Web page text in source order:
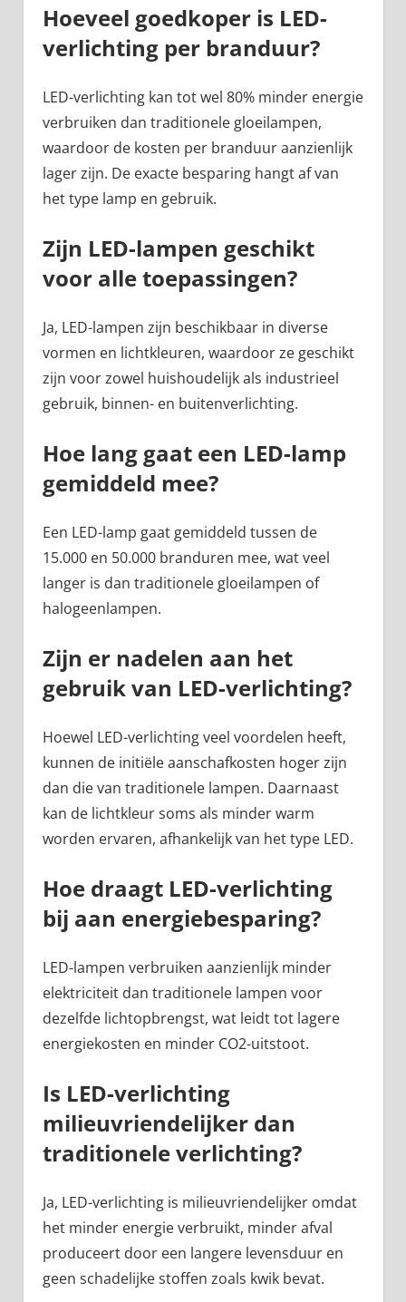
Hoeveel goedkoper is LED-
verlichting per branduur?
LED-verlichting kan tot wel 80% minder energie
verbruiken dan traditionele gloeilampen,
waardoor de kosten per branduur aanzienlijk
lager zijn. De exacte besparing hangt af van
het type lamp en gebruik.
Zijn LED-lampen geschikt
voor alle toepassingen?
Ja, LED-lampen zijn beschikbaar in diverse
vormen en lichtkleuren, waardoor ze geschikt
zijn voor zowel huishoudelijk als industrieel
gebruik, binnen- en buitenverlichting.
Hoe lang gaat een LED-lamp
gemiddeld mee?
Een LED-lamp gaat gemiddeld tussen de
15.000 en 50.000 branduren mee, wat veel
langer is dan traditionele gloeilampen of
halogeenlampen.
Zijn er nadelen aan het
gebruik van LED-verlichting?
Hoewel LED-verlichting veel voordelen heeft,
kunnen de initiële aanschafkosten hoger zijn
dan die van traditionele lampen. Daarnaast
kan de lichtkleur soms als minder warm
worden ervaren, afhankelijk van het type LED.
Hoe draagt LED-verlichting
bij aan energiebesparing?
LED-lampen verbruiken aanzienlijk minder
elektriciteit dan traditionele lampen voor
dezelfde lichtopbrengst, wat leidt tot lagere
energiekosten en minder CO2-uitstoot.
Is LED-verlichting
milieuvriendelijker dan
traditionele verlichting?
Ja, LED-verlichting is milieuvriendelijker omdat
het minder energie verbruikt, minder afval
produceert door een langere levensduur en
geen schadelijke stoffen zoals kwik bevat.